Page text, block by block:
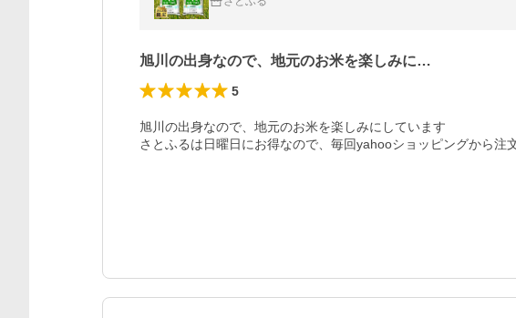
旭川の出身なので、地元のお米を楽しみに…
5
旭川の出身なので、地元のお米を楽しみにしています
さとふるは日曜日にお得なので、毎回yahooショッピングから注